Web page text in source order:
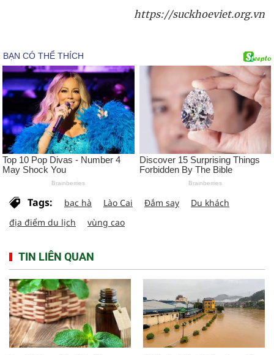
https://suckhoeviet.org.vn
Tags: bạc hà Lào Cai Đắm say
Du khách
địa điểm du lịch
vùng cao
TIN LIÊN QUAN